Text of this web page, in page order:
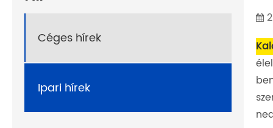
Céges hírek
Ipari hírek